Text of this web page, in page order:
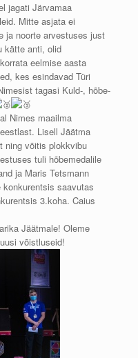
jagati Järvamaa
Mitte asjata ei
ja noorte arvestuses just
kätte anti, olid
eelmise aasta
kes esindavad Türi
tagasi Kuld-, hõbe-
Nimes maailma
Lisell Jäätma
ning võitis plokkvibu
tuli hõbemedalile
ja Maris Tetsmann
saavutas
3.koha. Caius
Jäätmale! Oleme
võistluseid!